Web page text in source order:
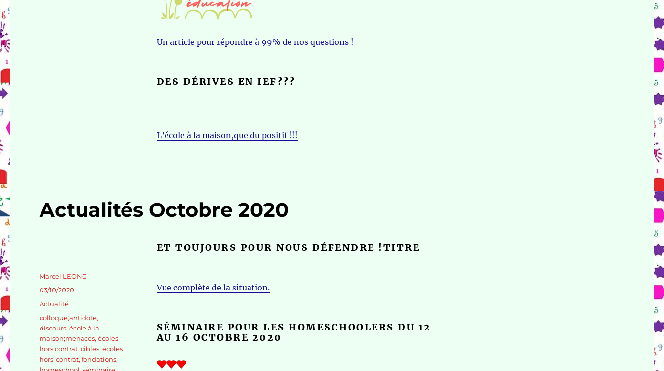
Un article pour répondre à 99% de nos questions !
DES DÉRIVES EN IEF???
L’école à la maison,que du positif !!!
Actualités Octobre 2020
ET TOUJOURS POUR NOUS DÉFENDRE !TITRE
Vue complète de la situation.
SÉMINAIRE POUR LES HOMESCHOOLERS DU 12
AU 16 OCTOBRE 2020
Auteur
Marcel LEONG
Publié
03/10/2020
Catégories
Actualité
Étiquettes
colloque;antidote,
discours,école à la
maison;menaces,écoles
hors contrat ;cibles,écoles
hors-contrat,fondations,